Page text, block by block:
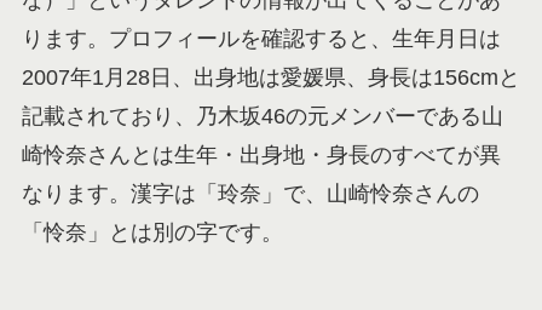
ります。プロフィールを確認すると、生年月日は
2007年1月28日、出身地は愛媛県、身長は156cmと
記載されており、乃木坂46の元メンバーである山
崎怜奈さんとは生年・出身地・身長のすべてが異
なります。漢字は「玲奈」で、山崎怜奈さんの
「怜奈」とは別の字です。